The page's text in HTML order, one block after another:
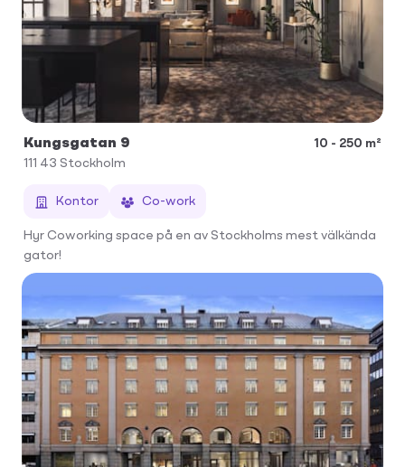
Kungsgatan 9
10 - 250 m²
111 43 Stockholm
Kontor Co-work
Hyr Coworking space på en av Stockholms mest välkända
gator!